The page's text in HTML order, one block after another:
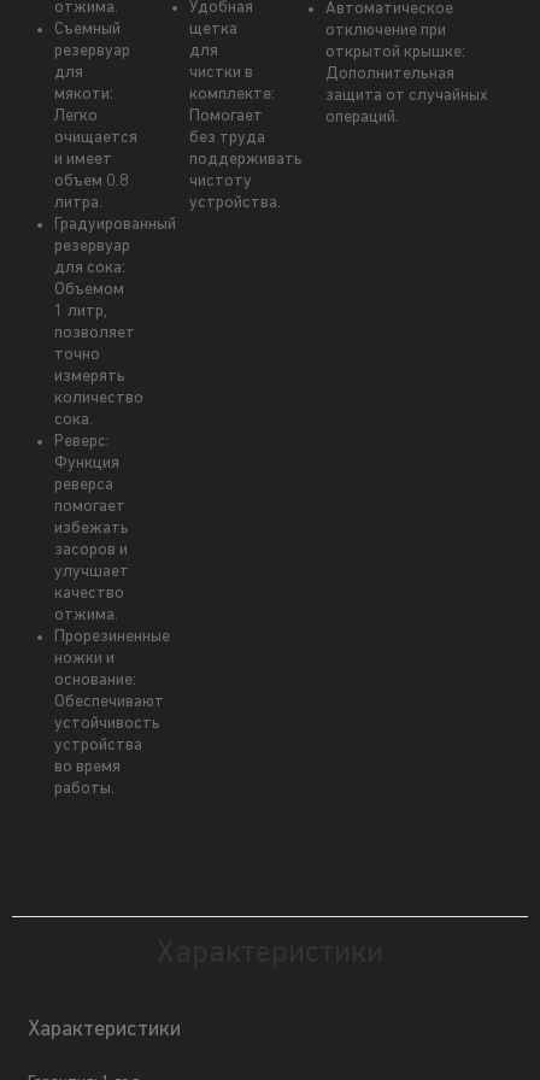
отжима.
Съемный
резервуар
для
мякоти:
Легко
очищается
и имеет
объем 0.8
литра.
Градуированный
резервуар
для сока:
Объемом
1 литр,
позволяет
точно
измерять
количество
сока.
Реверс:
Функция
реверса
помогает
избежать
засоров и
улучшает
качество
отжима.
Прорезиненные
ножки и
основание:
Обеспечивают
устойчивость
устройства
во время
работы.
Удобная
щетка
для
чистки в
комплекте:
Помогает
без труда
поддерживать
чистоту
устройства.
Автоматическое
отключение при
открытой крышке:
Дополнительная
защита от случайных
операций.
Характеристики